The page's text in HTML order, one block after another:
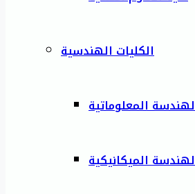
الكليات الهندسية
المعلوماتية
الميكانيكية